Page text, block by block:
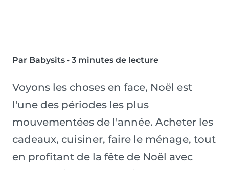
Par Babysits • 3 minutes de lecture
Voyons les choses en face, Noël est
l'une des périodes les plus
mouvementées de l'année. Acheter les
cadeaux, cuisiner, faire le ménage, tout
en profitant de la fête de Noël avec